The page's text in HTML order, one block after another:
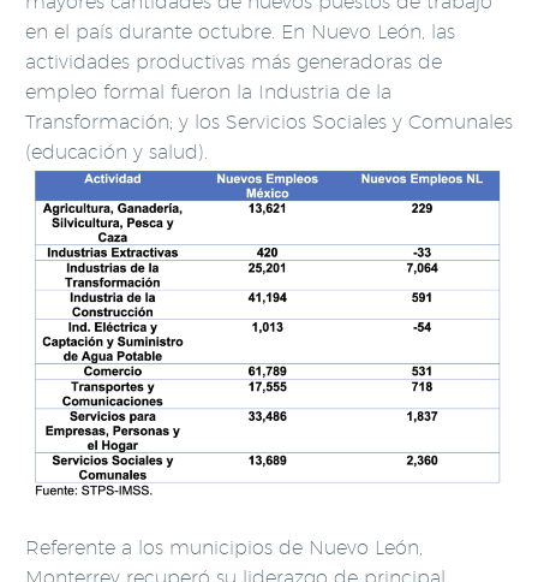
en el país durante octubre. En Nuevo León, las
actividades productivas más generadoras de
empleo formal fueron la Industria de la
Transformación; y los Servicios Sociales y Comunales
(educación y salud).
Referente a los municipios de Nuevo León,